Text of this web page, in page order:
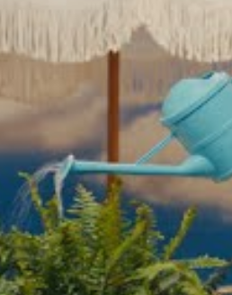
Jr, et il devrait obtenir
difficile pour Frank Ntilikina
atteste d’un cap franchi d’un
seront aussi utiles,
pas sur le papier.
C’est terminé pour la
renseigné sur points
deuxième partie et aux
Partager :